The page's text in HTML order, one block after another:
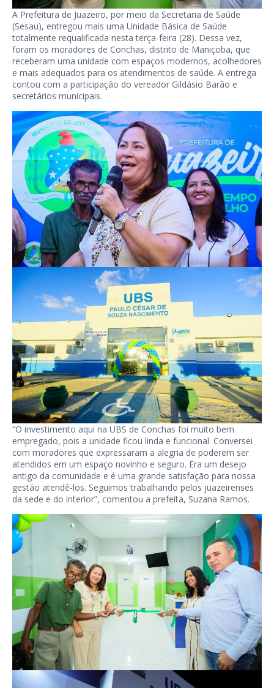
A Prefeitura de Juazeiro, por meio da Secretaria de Saúde
(Sesau), entregou mais uma Unidade Básica de Saúde
totalmente requalificada nesta terça-feira (28). Dessa vez,
foram os moradores de Conchas, distrito de Maniçoba, que
receberam uma unidade com espaços modernos, acolhedores
e mais adequados para os atendimentos de saúde. A entrega
contou com a participação do vereador Gildásio Barão e
secretários municipais.
“O investimento aqui na UBS de Conchas foi muito bem
empregado, pois a unidade ficou linda e funcional. Conversei
com moradores que expressaram a alegria de poderem ser
atendidos em um espaço novinho e seguro. Era um desejo
antigo da comunidade e é uma grande satisfação para nossa
gestão atendê-los. Seguimos trabalhando pelos juazeirenses
da sede e do interior”, comentou a prefeita, Suzana Ramos.